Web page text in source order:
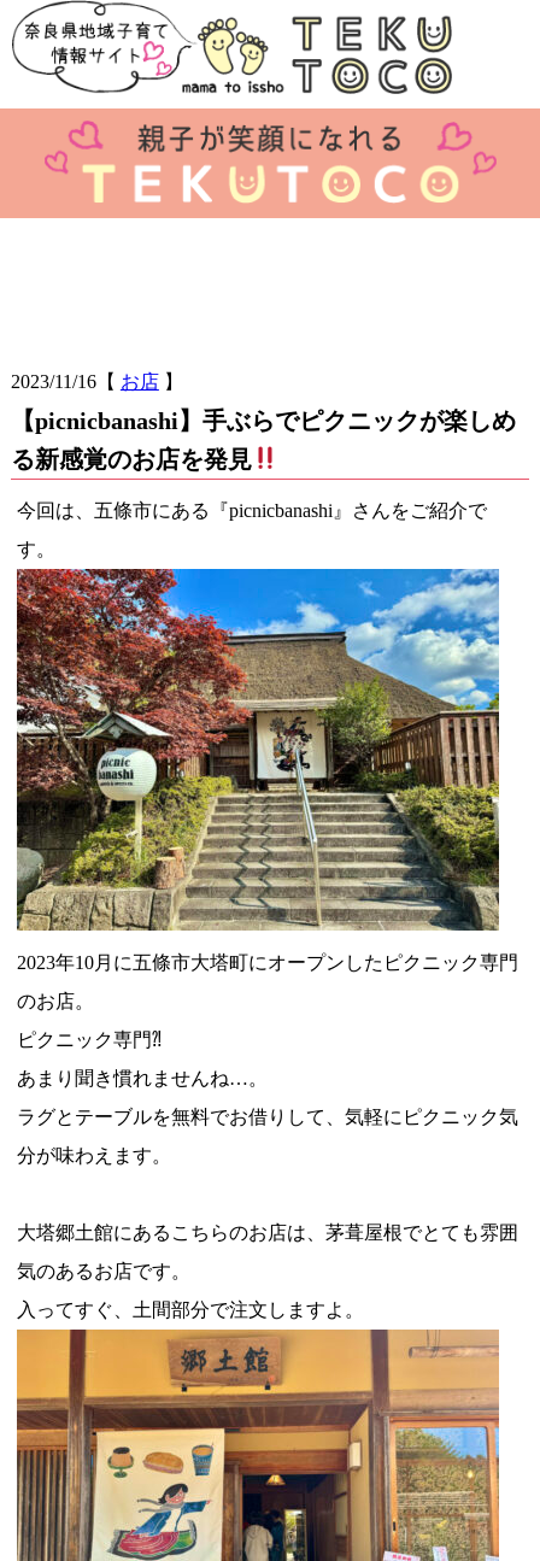
2023/11/16【 お店】
【picnicbanashi】手ぶらでピクニックが楽しめ
る新感覚のお店を発見
今回は、五條市にある『picnicbanashi』さんをご紹介で
す。
2023年10月に五條市大塔町にオープンしたピクニック専門
のお店。
ピクニック専門⁈
あまり聞き慣れませんね…。
ラグとテーブルを無料でお借りして、気軽にピクニック気
分が味わえます。
大塔郷土館にあるこちらのお店は、茅葺屋根でとても雰囲
気のあるお店です。
入ってすぐ、土間部分で注文しますよ。